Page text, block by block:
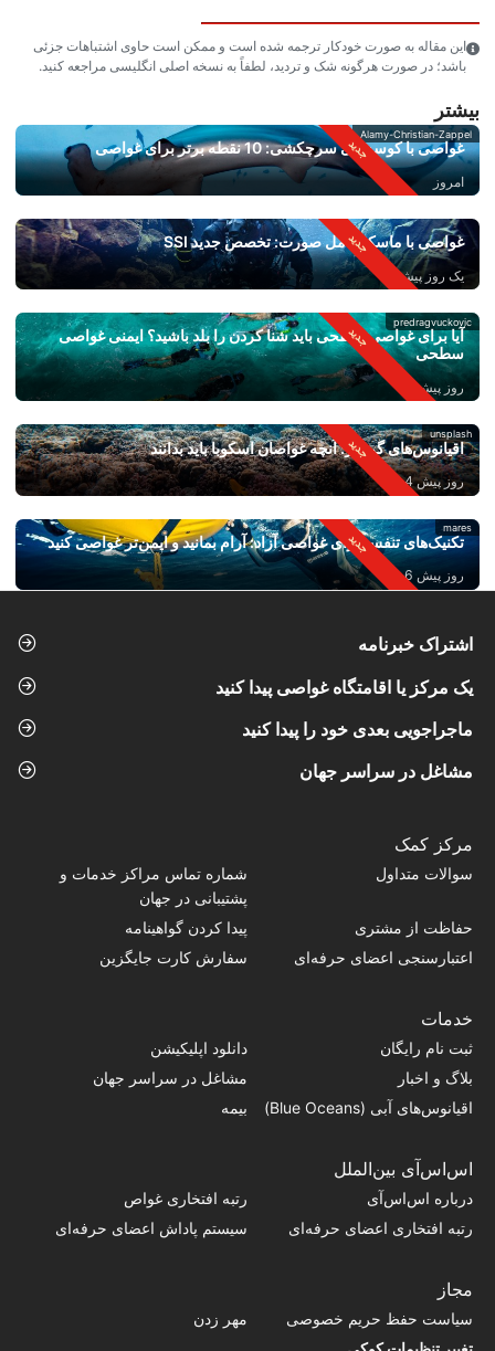
این مقاله به صورت خودکار ترجمه شده است و ممکن است حاوی اشتباهات جزئی
باشد؛ در صورت هرگونه شک و تردید، لطفاً به نسخه اصلی انگلیسی مراجعه کنید.
بیشتر
Alamy-Christian-Zappel
غواصی با کوسه‌های سرچکشی: 10 نقطه برتر برای غواصی
امروز
غواصی با ماسک کامل صورت: تخصص جدید SSI
یک روز پیش
predragvuckovic
آیا برای غواصی سطحی باید شنا کردن را بلد باشید؟ ایمنی غواصی
سطحی
روز پیش 2
unsplash
اقیانوس‌های گرم‌تر: آنچه غواصان اسکوبا باید بدانند
روز پیش 4
mares
تکنیک‌های تنفس برای غواصی آزاد: آرام بمانید و ایمن‌تر غواصی کنید
روز پیش 6
اشتراک خبرنامه
یک مرکز یا اقامتگاه غواصی پیدا کنید
ماجراجویی بعدی خود را پیدا کنید
مشاغل در سراسر جهان
مرکز کمک
سوالات متداول
شماره تماس‌ مراکز خدمات و
پشتیبانی در جهان
حفاظت از مشتری
پیدا کردن گواهینامه
اعتبارسنجی اعضای حرفه‌ای
سفارش کارت جایگزین
خدمات
ثبت نام رایگان
دانلود اپلیکیشن
بلاگ و اخبار
مشاغل در سراسر جهان
اقیانوس‌های آبی (Blue Oceans)
بیمه
اس‌اس‌آی بین‌الملل
درباره اس‌اس‌آی
رتبه افتخاری غواص
رتبه افتخاری اعضای حرفه‌ای
سیستم پاداش اعضای حرفه‌ای
مجاز
سیاست حفظ حریم خصوصی
مهر زدن